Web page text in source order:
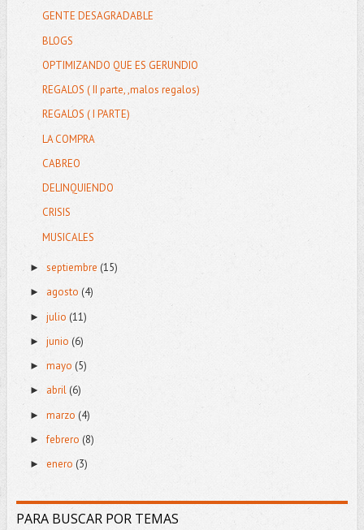
GENTE DESAGRADABLE
BLOGS
OPTIMIZANDO QUE ES GERUNDIO
REGALOS ( II parte, ,malos regalos)
REGALOS ( I PARTE)
LA COMPRA
CABREO
DELINQUIENDO
CRISIS
MUSICALES
► septiembre (15)
► agosto (4)
► julio (11)
► junio (6)
► mayo (5)
► abril(6)
► marzo (4)
►febrero (8)
► enero (3)
PARA BUSCAR POR TEMAS